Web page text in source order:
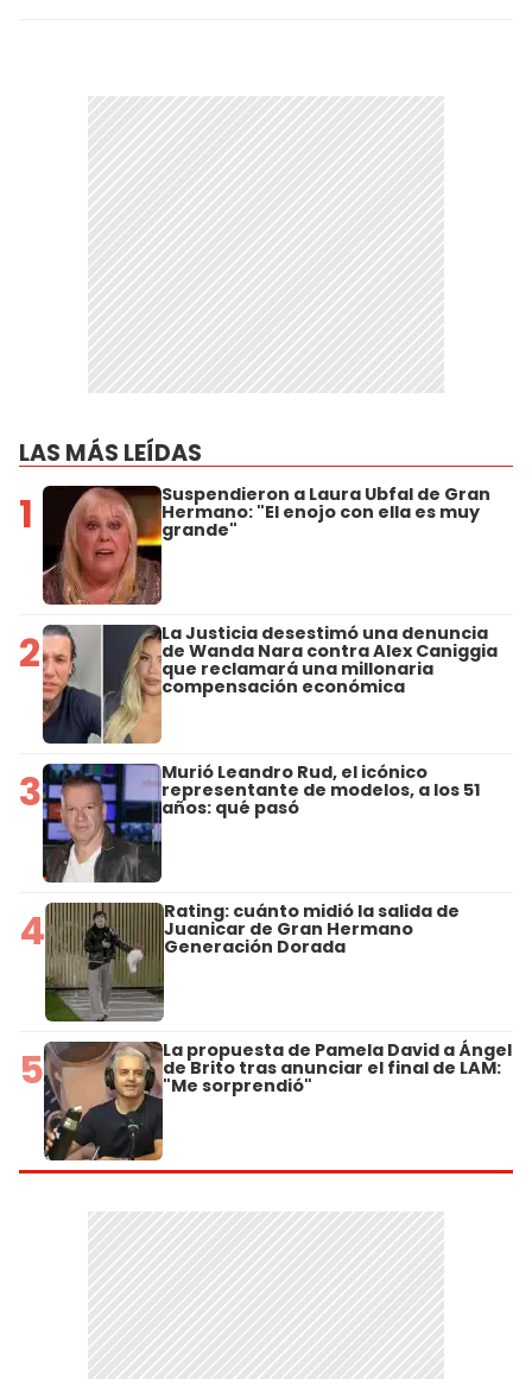
LAS MÁS LEÍDAS
1 Suspendieron a Laura Ubfal de Gran
Hermano: "El enojo con ella es muy
grande"
2 La Justicia desestimó una denuncia
de Wanda Nara contra Alex Caniggia
que reclamará una millonaria
compensación económica
3 Murió Leandro Rud, el icónico
representante de modelos, a los 51
años: qué pasó
4 Rating: cuánto midió la salida de
Juanicar de Gran Hermano
Generación Dorada
5 La propuesta de Pamela David a Ángel
de Brito tras anunciar el final de LAM:
"Me sorprendió"